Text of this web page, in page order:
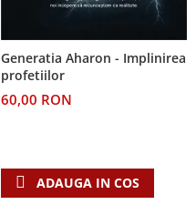
Generatia Aharon - Implinirea
profetiilor
60,00 RON
ADAUGA IN COS